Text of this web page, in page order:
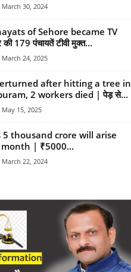
March 30, 2024
of Sehore became TV
179 पंचायतें टीवी मुक्त...
March 24, 2025
after hitting a tree in
2 workers died | पेड़ से...
May 15, 2025
5 thousand crore will arise
| ₹5000...
March 22, 2024